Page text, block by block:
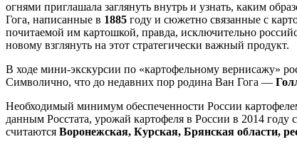
огнями приглашала заглянуть внутрь и узнать, каким
Гога, написанные в 1885 году и сюжетно связанные с
почитаемой им картошкой, правда, исключительно
новому взглянуть на этот стратегически важный продукт.
В ходе мини-экскурсии по «картофельному вернисажу»
Символично, что до недавних пор родина Ван Гога —
Необходимый минимум обеспеченности России
данным Росстата, урожай картофеля в России в 2014 году
считаются Воронежская, Курская, Брянская области,